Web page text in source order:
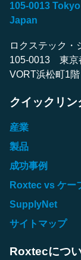
105-0013 Tokyo
Japan
ロクステック・
105-0013 東京
VORT浜松町1階
クイックリン
産業
製品
成功事例
Roxtec vs ケー
SupplyNet
サイトマップ
Roxtecにつ